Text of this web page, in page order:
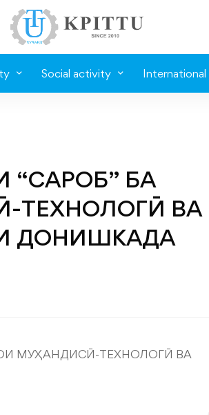
Social activity International
БА
ТЕХНОЛОГӢ ВА
ДОНИШКАДА
МУҲАНДИСӢ-ТЕХНОЛОГӢ ВА